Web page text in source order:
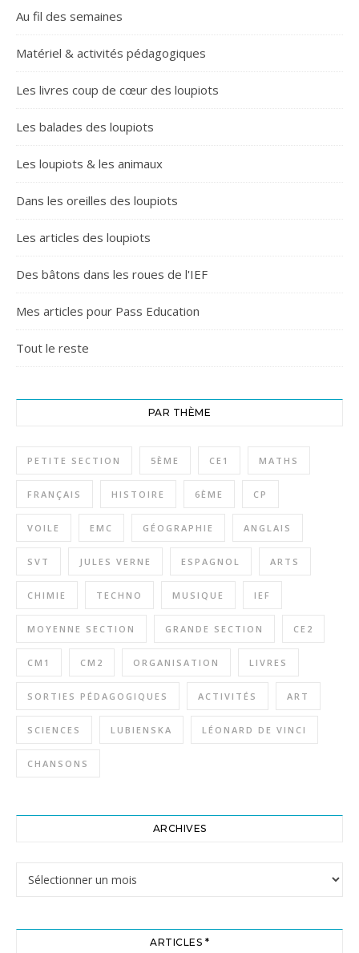
Au fil des semaines
Matériel & activités pédagogiques
Les livres coup de cœur des loupiots
Les balades des loupiots
Les loupiots & les animaux
Dans les oreilles des loupiots
Les articles des loupiots
Des bâtons dans les roues de l'IEF
Mes articles pour Pass Education
Tout le reste
PAR THÈME
PETITE SECTION 5ÈME CE1 MATHS
FRANÇAIS HISTOIRE 6ÈME CP
VOILE EMC GÉOGRAPHIE ANGLAIS
SVT JULES VERNE ESPAGNOL ARTS
CHIMIE TECHNO MUSIQUE IEF
MOYENNE SECTION GRANDE SECTION CE2
CM1 CM2 ORGANISATION LIVRES
SORTIES PÉDAGOGIQUES ACTIVITÉS ART
SCIENCES LUBIENSKA LÉONARD DE VINCI
CHANSONS
ARCHIVES
ARTICLES *